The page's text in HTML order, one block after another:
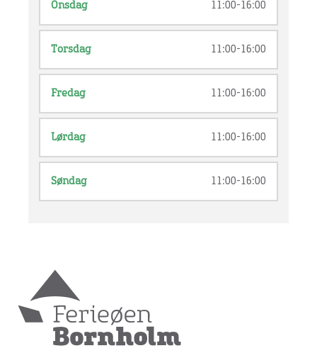
Onsdag 11:00-16:00
Torsdag 11:00-16:00
Fredag 11:00-16:00
Lørdag 11:00-16:00
Søndag 11:00-16:00